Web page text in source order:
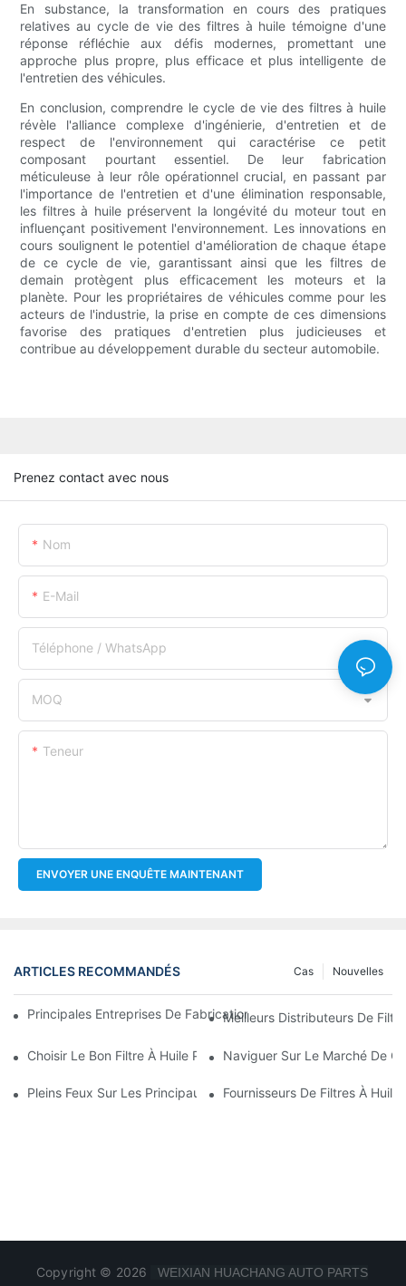
En substance, la transformation en cours des pratiques
relatives au cycle de vie des filtres à huile témoigne d'une
réponse réfléchie aux défis modernes, promettant une
approche plus propre, plus efficace et plus intelligente de
l'entretien des véhicules.
En conclusion, comprendre le cycle de vie des filtres à huile
révèle l'alliance complexe d'ingénierie, d'entretien et de
respect de l'environnement qui caractérise ce petit
composant pourtant essentiel. De leur fabrication
méticuleuse à leur rôle opérationnel crucial, en passant par
l'importance de l'entretien et d'une élimination responsable,
les filtres à huile préservent la longévité du moteur tout en
influençant positivement l'environnement. Les innovations en
cours soulignent le potentiel d'amélioration de chaque étape
de ce cycle de vie, garantissant ainsi que les filtres de
demain protègent plus efficacement les moteurs et la
planète. Pour les propriétaires de véhicules comme pour les
acteurs de l'industrie, la prise en compte de ces dimensions
favorise des pratiques d'entretien plus judicieuses et
contribue au développement durable du secteur automobile.
Prenez contact avec nous
Nom
E-Mail
Téléphone / WhatsApp
MOQ
Teneur
ENVOYER UNE ENQUÊTE MAINTENANT
ARTICLES RECOMMANDÉS Nouvelles
Cas
Principales Entreprises De Fabrication De Filtres À Huile : Un
Meilleurs Distributeurs De
Choisir Le Bon Filtre À Huile Pour Votre Modèle De Véhicule :
Naviguer Sur Le Marché De
Pleins Feux Sur Les Principaux Fabricants De Filtres À Huile Et
Fournisseurs De Filtres À
Copyright © 2026 WEIXIAN HUACHANG AUTO PARTS